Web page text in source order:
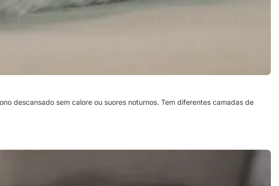
descansado sem calore ou suores noturnos. Tem diferentes camadas de